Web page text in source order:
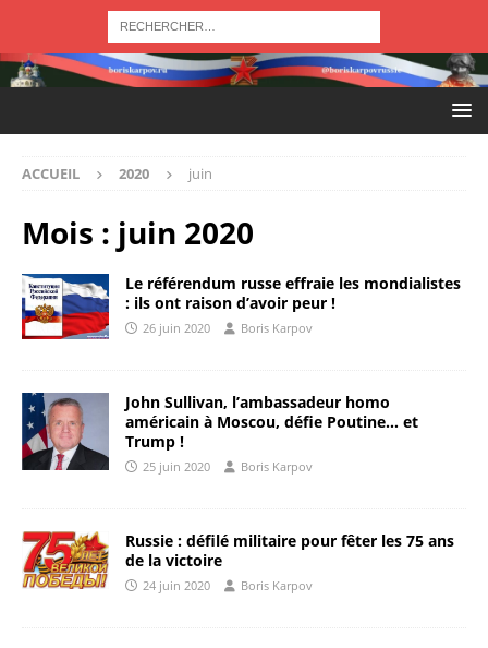
ACCUEIL 2020 juin
Mois : juin 2020
Le référendum russe effraie les mondialistes
: ils ont raison d’avoir peur !
26 juin 2020 Boris Karpov
John Sullivan, l’ambassadeur homo
américain à Moscou, défie Poutine… et
Trump !
25 juin 2020 Boris Karpov
Russie : défilé militaire pour fêter les 75 ans
de la victoire
24 juin 2020 Boris Karpov